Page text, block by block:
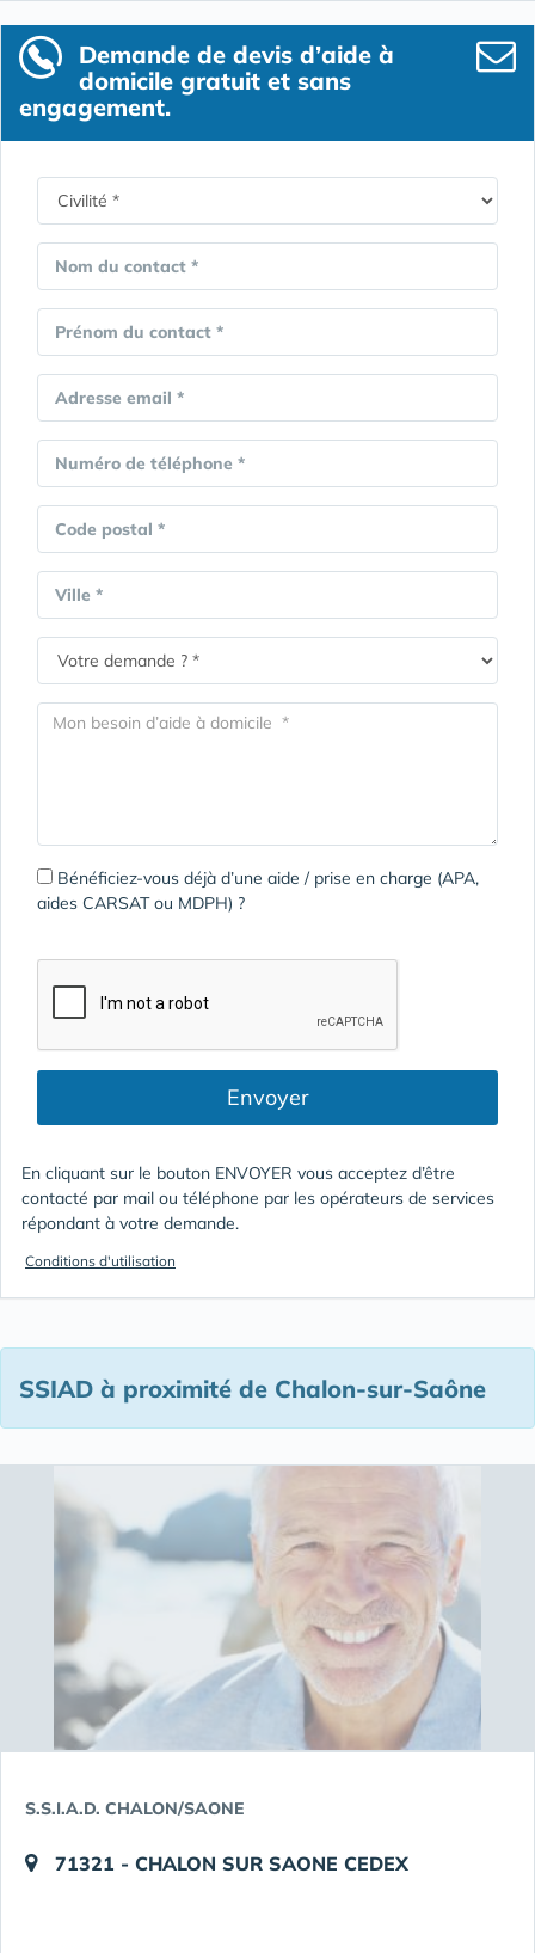
Demande de devis d’aide à
domicile gratuit et sans
engagement.
Nom du contact *
Prénom du contact *
Adresse email *
Numéro de téléphone *
Code postal *
Ville *
Bénéficiez-vous déjà d’une aide / prise en charge (APA,
aides CARSAT ou MDPH) ?
Envoyer
En cliquant sur le bouton ENVOYER vous acceptez d’être
contacté par mail ou téléphone par les opérateurs de services
répondant à votre demande.
Conditions d'utilisation
SSIAD à proximité de Chalon-sur-Saône
S.S.I.A.D. CHALON/SAONE
71321 - CHALON SUR SAONE CEDEX